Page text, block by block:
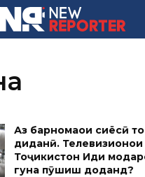
Аз барномаҳои сиёсӣ
диданӣ. Телевизионҳои
Тоҷикистон Иди
гуна пӯшиш доданд?